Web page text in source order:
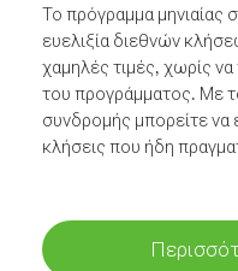
Το πρόγραμμα μηνιαίας
ευελιξία διεθνών
χαμηλές τιμές, χωρίς
του προγράμματος. Με
συνδρομής μπορείτε να
κλήσεις που ήδη